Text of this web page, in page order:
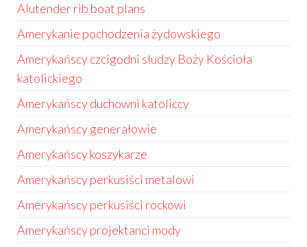
Alutender rib boat plans
Amerykanie pochodzenia żydowskiego
Amerykańscy czcigodni słudzy Boży Kościoła
katolickiego
Amerykańscy duchowni katoliccy
Amerykańscy generałowie
Amerykańscy koszykarze
Amerykańscy perkusiści metalowi
Amerykańscy perkusiści rockowi
Amerykańscy projektanci mody